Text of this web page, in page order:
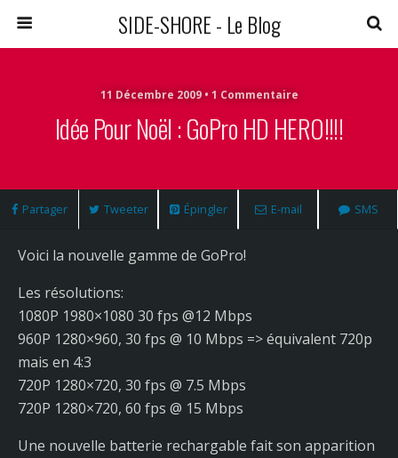
SIDE-SHORE - Le Blog
11 Décembre 2009 • 1 Commentaire
Idée Pour Noël : GoPro HD HERO!!!!
Partager Tweeter Épingler E-mail SMS
Voici la nouvelle gamme de GoPro!
Les résolutions:
1080P 1980×1080 30 fps @12 Mbps
960P 1280×960, 30 fps @ 10 Mbps => équivalent 720p
mais en 4:3
720P 1280×720, 30 fps @ 7.5 Mbps
720P 1280×720, 60 fps @ 15 Mbps
Une nouvelle batterie rechargable fait son apparition